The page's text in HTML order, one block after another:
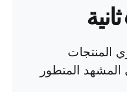
المنتجات
المتطور